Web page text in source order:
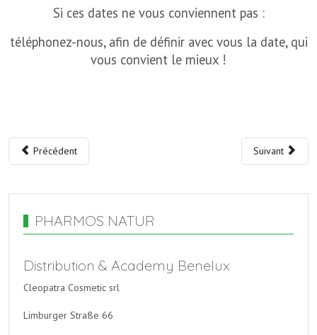
Si ces dates ne vous conviennent pas :
téléphonez-nous, afin de définir avec vous la date, qui
vous convient le mieux !
Précédent Suivant
PHARMOS NATUR
Distribution & Academy Benelux
Cleopatra Cosmetic srl
Limburger Straße 66